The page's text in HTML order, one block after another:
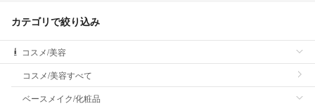
カテゴリで絞り込み
コスメ/美容
コスメ/美容すべて
ベースメイク/化粧品